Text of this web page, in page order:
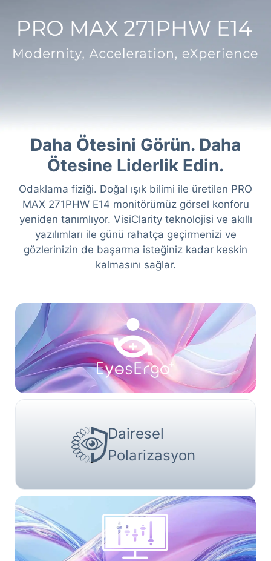
Daha Ötesini Görün. Daha
Ötesine Liderlik Edin.
Odaklama fiziği. Doğal ışık bilimi ile üretilen PRO
MAX 271PHW E14 monitörümüz görsel konforu
yeniden tanımlıyor. VisiClarity teknolojisi ve akıllı
yazılımları ile günü rahatça geçirmenizi ve
gözlerinizin de başarma isteğiniz kadar keskin
kalmasını sağlar.
Dairesel
Polarizasyon